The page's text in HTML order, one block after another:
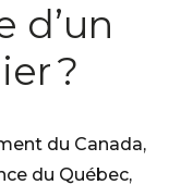
d’un
?
du Canada,
du Québec,